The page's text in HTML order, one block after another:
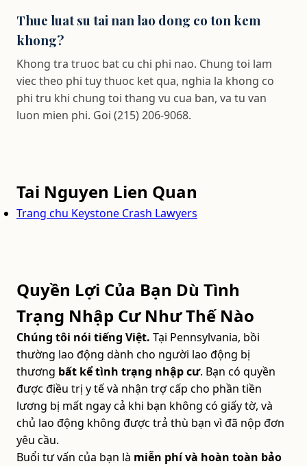
Thue luat su tai nan lao dong co ton kem
khong?
Khong tra truoc bat cu chi phi nao. Chung toi lam
viec theo phi tuy thuoc ket qua, nghia la khong co
phi tru khi chung toi thang vu cua ban, va tu van
luon mien phi. Goi (215) 206-9068.
Tai Nguyen Lien Quan
Trang chu Keystone Crash Lawyers
Quyền Lợi Của Bạn Dù Tình
Trạng Nhập Cư Như Thế Nào
Chúng tôi nói tiếng Việt. Tại Pennsylvania, bồi
thường lao động dành cho người lao động bị
thương bất kể tình trạng nhập cư. Bạn có quyền
được điều trị y tế và nhận trợ cấp cho phần tiền
lương bị mất ngay cả khi bạn không có giấy tờ, và
chủ lao động không được trả thù bạn vì đã nộp đơn
yêu cầu.
Buổi tư vấn của bạn là miễn phí và hoàn toàn bảo